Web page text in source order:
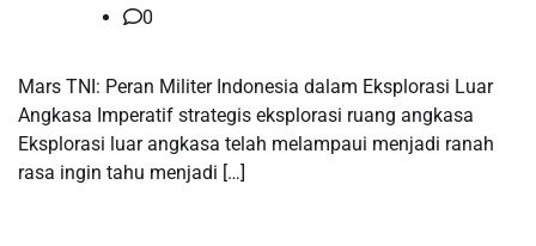
0
Mars TNI: Peran Militer Indonesia dalam Eksplorasi Luar
Angkasa Imperatif strategis eksplorasi ruang angkasa
Eksplorasi luar angkasa telah melampaui menjadi ranah
rasa ingin tahu menjadi […]